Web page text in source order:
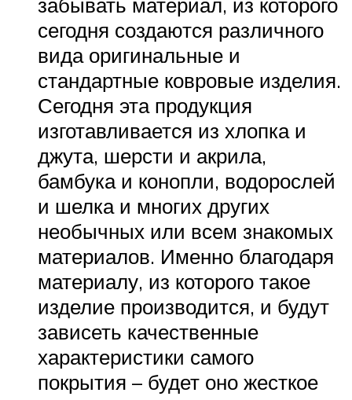
сегодня создаются различного
вида оригинальные и
стандартные ковровые изделия.
Сегодня эта продукция
изготавливается из хлопка и
джута, шерсти и акрила,
бамбука и конопли, водорослей
и шелка и многих других
необычных или всем знакомых
материалов. Именно благодаря
материалу, из которого такое
изделие производится, и будут
зависеть качественные
характеристики самого
покрытия – будет оно жесткое